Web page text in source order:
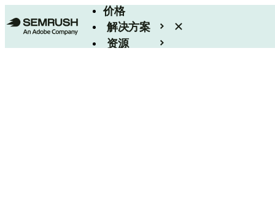
价格
解决方案
资源